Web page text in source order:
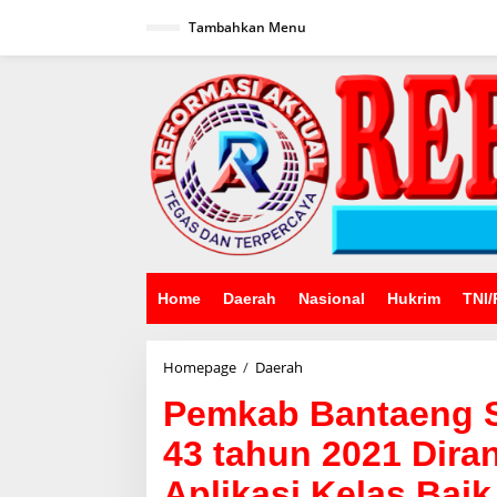
Tambahkan Menu
Home Daerah Nasional Hukrim TNI/
Homepage / Daerah
Sosialisasikan
Perbup
No.
43
tahun
Pemkab Bantaeng
43 tahun 2021